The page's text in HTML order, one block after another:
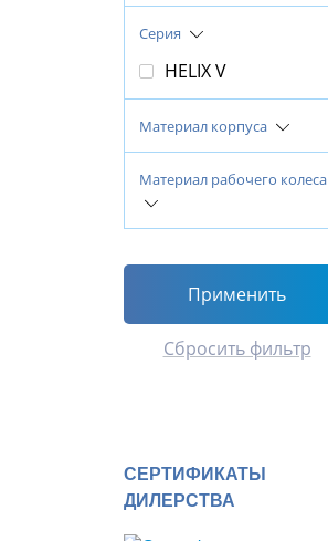
Серия
HELIX V
Материал корпуса
Материал рабочего колеса
Применить
Сбросить фильтр
СЕРТИФИКАТЫ
ДИЛЕРСТВА